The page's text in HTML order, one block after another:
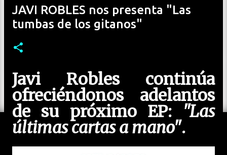
JAVI ROBLES nos presenta "Las
tumbas de los gitanos"
Javi Robles continúa
ofreciéndonos adelantos
de su próximo EP: "Las
últimas cartas a mano".